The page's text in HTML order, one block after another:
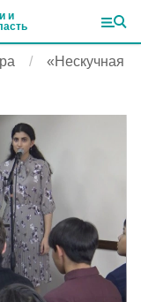
и
«Нескучная